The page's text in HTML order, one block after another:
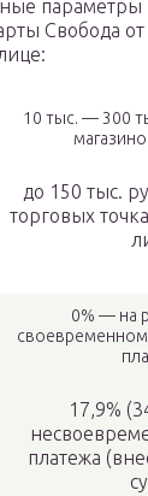
параметры
Свобода
10 тыс. — 300
до 150 тыс.
торговых
0% — на
17,9%
платежа